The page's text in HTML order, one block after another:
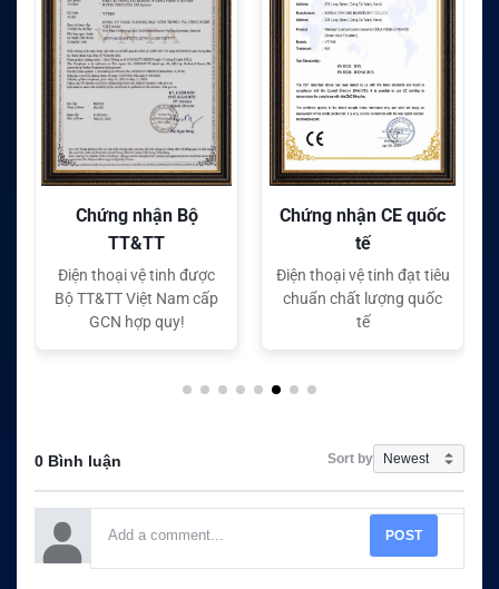
Chứng nhận CE quốc
tế
Điện thoại vệ tinh đạt tiêu
chuẩn chất lượng quốc
tế
Chứng nhận FC quốc
tế
Điện thoại vệ tinh đạt tiêu
chuẩn chất lượng quốc
tế
0 Bình luận Sort by
POST